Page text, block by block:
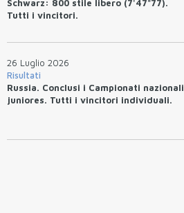
Schwarz: 800 stile libero (7'47"77).
Tutti i vincitori.
26 Luglio 2026
Risultati
Russia. Conclusi i Campionati nazionali
juniores. Tutti i vincitori individuali.